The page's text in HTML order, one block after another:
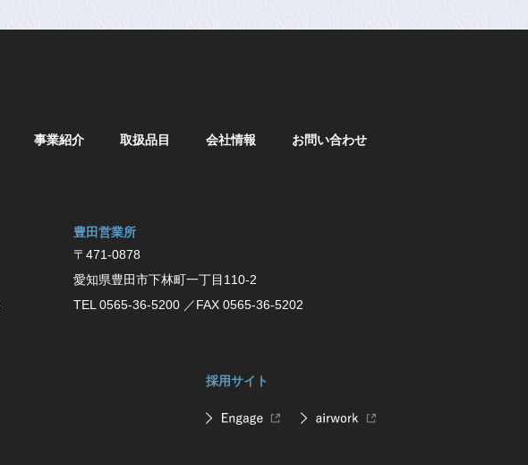
事業紹介 取扱品目 会社情報 お問い合わせ
豊⽥営業所
〒471-0878
愛知県豊⽥市下林町⼀丁⽬110-2
TEL 0565-36-5200 ／FAX 0565-36-5202
採用サイト